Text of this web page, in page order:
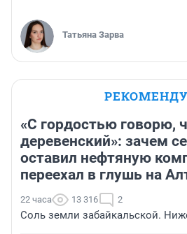
Татьяна Зарва
«С гордостью говорю,
деревенский»: зачем
оставил нефтяную
переехал в глушь на
22 часа 13 316 2
Соль земли забайкальской.